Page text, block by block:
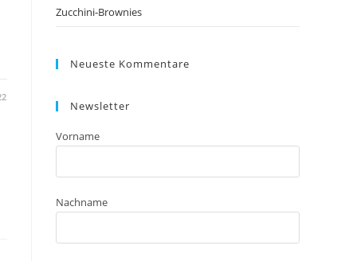
Zucchini-Brownies
Neueste Kommentare
Newsletter
Vorname
Nachname